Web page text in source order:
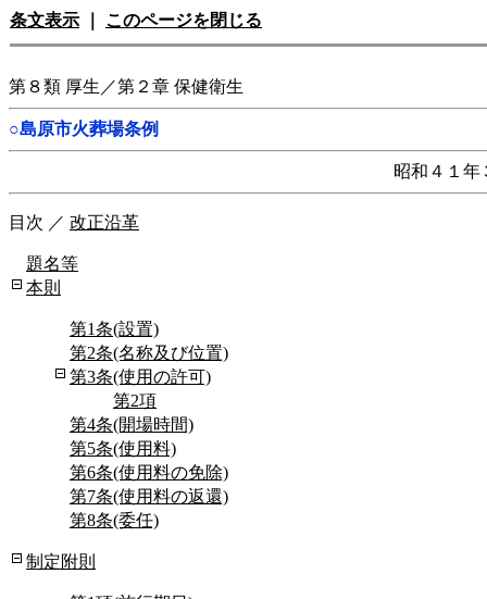
条文表示 このページを閉じる
第８類 厚生／第２章 保健衛生
○島原市火葬場条例
昭和４１年
目次 ／ 改正沿革
題名等
本則
第1条(設置)
第2条(名称及び位置)
第3条(使用の許可)
第2項
第4条(開場時間)
第5条(使用料)
第6条(使用料の免除)
第7条(使用料の返還)
第8条(委任)
制定附則